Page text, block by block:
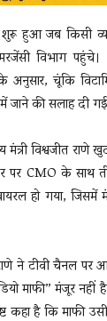
हुआ जब किसी
विभाग पहुंचे।
अनुसार, चूंकि
जाने की सलाह दी
मंत्री विश्वजीत
पर CMO के साथ
हो गया,
ने टीवी चैनल पर
माफी” मंजूर
कहा है कि माफी